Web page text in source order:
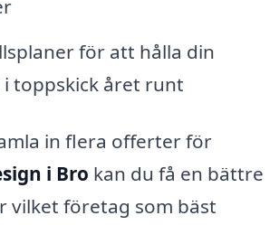
för att hålla din
toppskick året runt
in flera offerter för
i Bro kan du få en bättre
vilket företag som bäst